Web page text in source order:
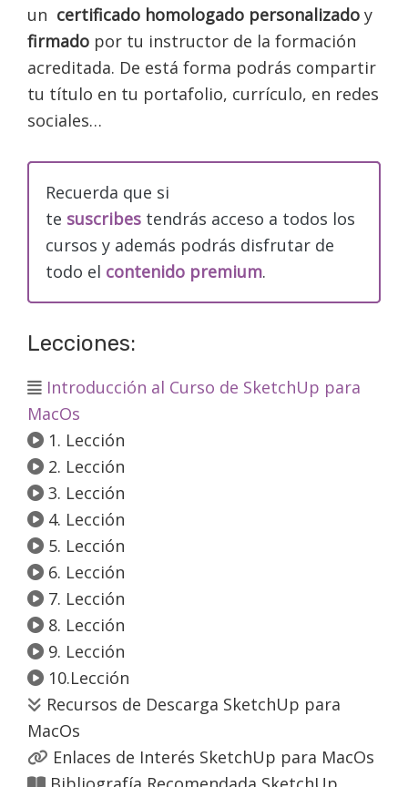
un certificado homologado personalizado y
firmado por tu instructor de la formación
acreditada. De está forma podrás compartir
tu título en tu portafolio, currículo, en redes
sociales…
Recuerda que si
te suscribes tendrás acceso a todos los
cursos y además podrás disfrutar de
todo el contenido premium.
Lecciones:
Introducción al Curso de SketchUp para
MacOs
1. Lección
2. Lección
3. Lección
4. Lección
5. Lección
6. Lección
7. Lección
8. Lección
9. Lección
10.Lección
Recursos de Descarga SketchUp para
MacOs
Enlaces de Interés SketchUp para MacOs